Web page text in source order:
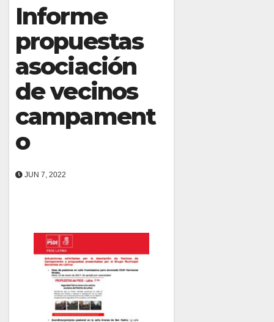
Informe
propuestas
asociación
de vecinos
campament
o
JUN 7, 2022